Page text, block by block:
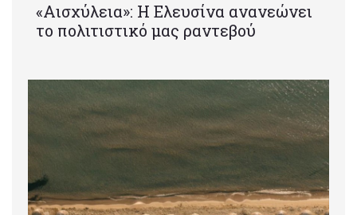
«Αισχύλεια»: Η Ελευσίνα ανανεώνει
το πολιτιστικό μας ραντεβού